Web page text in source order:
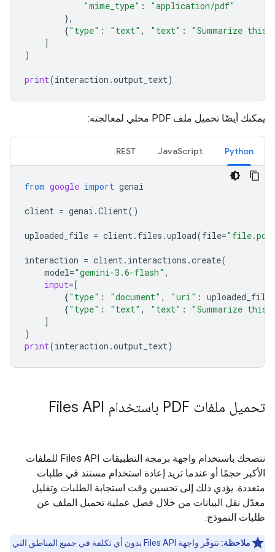
"mime_type" :
"application/pdf"
},
{"type" : "text" , "text" :
"Summarize this
]
)
print(interaction .output_text)
يمكنك أيضًا تحميل ملف PDF محلي لمعالجته:
Python
JavaScript
REST
from google import genai
client = genai .Client()
uploaded_file = client. files .upload(file=
interaction = client. interactions .create(
model="gemini-3.6-flash" ,
input=[
{"type" : "document" , "uri" : uploaded_file
{"type" : "text" , "text" :
"Summarize this
]
)
print(interaction .output_text)
تحميل ملفات PDF باستخدام Files API
ننصحك باستخدام واجهة برمجة التطبيقات Files API للملفات
الأكبر حجمًا أو عندما تريد إعادة استخدام مستند في طلبات
متعددة. يؤدي ذلك إلى تحسين وقت استجابة الطلبات وتقليل
معدّل نقل البيانات من خلال فصل عملية تحميل الملف عن
طلبات النموذج.
ملاحظة:
تتوفّر واجهة Files API بدون أي تكلفة في جميع المناطق التي